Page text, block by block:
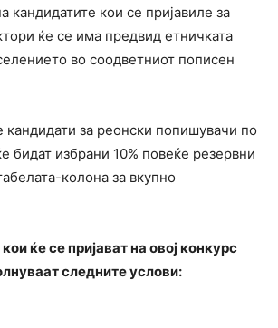
кандидатите кои се пријавиле за
ќе се има предвид етничката
во соодветниот пописен
кандидати за реонски попишувачи по
бидат избрани 10% повеќе резервни
колона за вкупно
ќе се пријават на овој конкурс
следнитеуслови: